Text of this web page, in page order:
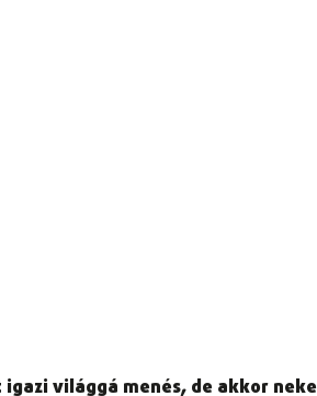
világgá menés, de akkor